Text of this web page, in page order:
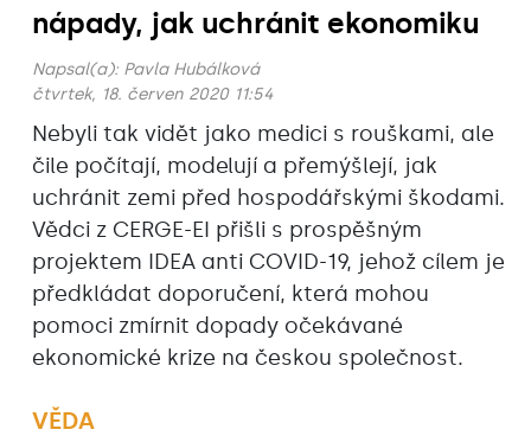
nápady, jak uchránit ekonomiku
Napsal(a): Pavla Hubálková
čtvrtek, 18. červen 2020 11:54
Nebyli tak vidět jako medici s rouškami, ale
čile počítají, modelují a přemýšlejí, jak
uchránit zemi před hospodářskými škodami.
Vědci z CERGE-EI přišli s prospěšným
projektem IDEA anti COVID-19, jehož cílem je
předkládat doporučení, která mohou
pomoci zmírnit dopady očekávané
ekonomické krize na českou společnost.
VĚDA